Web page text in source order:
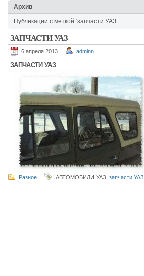
Архив
Публикации с меткой ‘запчасти УАЗ’
ЗАПЧАСТИ УАЗ
6 апреля 2013 adminn
ЗАПЧАСТИ УАЗ
Разное АВТОМОБИЛИ УАЗ, запчасти УАЗ